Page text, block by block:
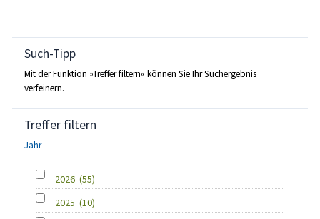
Such-Tipp
Mit der Funktion »Treffer filtern« können Sie Ihr Suchergebnis
verfeinern.
Treffer filtern
Jahr
2026 (55)
2025 (10)